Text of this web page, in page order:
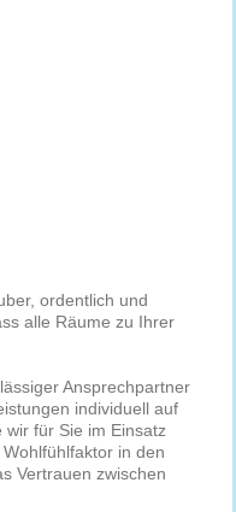
ordentlich und
alle Räume zu Ihrer
Ansprechpartner
individuell auf
für Sie im Einsatz
in den
Vertrauen zwischen